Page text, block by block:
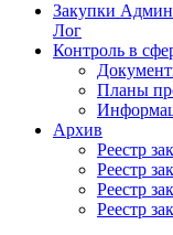
Закупки
Лог
Контроль в
Планы
Архив
Реестр
Реестр
Реестр
Реестр